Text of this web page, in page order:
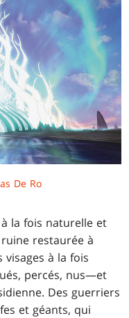
De Ro
la fois naturelle et
restaurée à
visages à la fois
percés, nus—et
Des guerriers
et géants, qui